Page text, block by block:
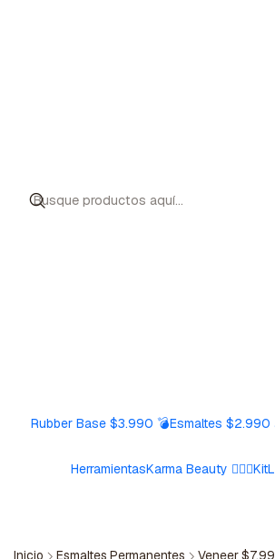
Rubber Base $3.990 💣Esmaltes $2.990
HerramientasKarma Beauty 🧘🏼‍♀️Kit